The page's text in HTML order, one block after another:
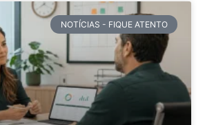
NOTÍCIAS - FIQUE ATENTO